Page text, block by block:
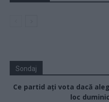
Sondaj
Ce partid ați vota dacă
loc